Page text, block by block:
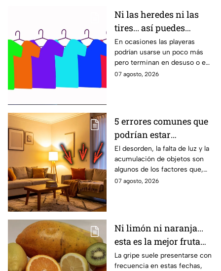
plantas. Esta es la manera
adecuada de aplicarlo en el
jardín.
Ni las heredes ni las
tires... así puedes
reutilizar tus playeras
usadas
En ocasiones las playeras
podrían usarse un poco más
pero terminan en desuso o en
la basura. Por ello puedes
07 agosto, 2026
5 errores comunes que
podrían estar
afectando la energía de
un hogar
El desorden, la falta de luz y la
acumulación de objetos son
algunos de los factores que,
según el Feng Shui y los
errores que afectan la energía
de un hogar.
07 agosto, 2026
Ni limón ni naranja...
esta es la mejor fruta
para evitar la gripe
La gripe suele presentarse con
frecuencia en estas fechas,